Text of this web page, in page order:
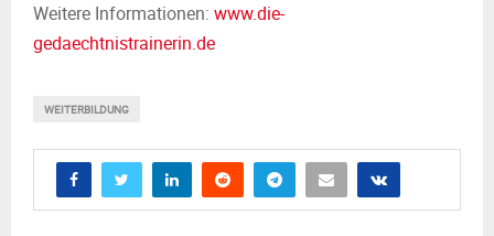
Weitere Informationen: www.die-
gedaechtnistrainerin.de
WEITERBILDUNG